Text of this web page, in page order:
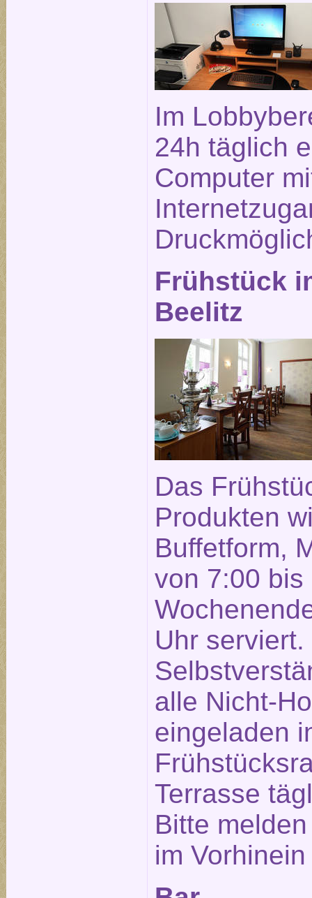
Im
24h täglich
Computer
Frühstück
Beelitz
Das
Produkten
Buffetform,
von 7:00 bis
Uhr serviert.
alle Nicht-
eingeladen
Terrasse
Bitte
im